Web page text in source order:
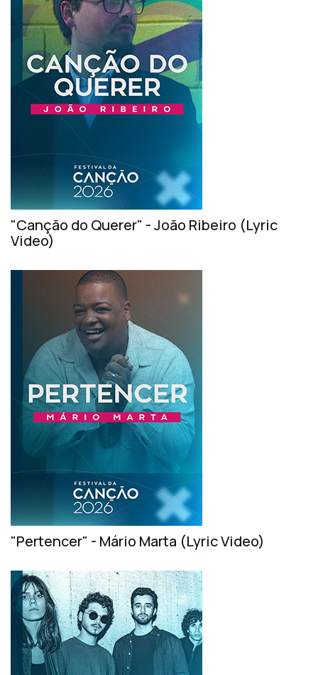
"Canção do Querer" - João Ribeiro (Lyric
Video)
"Pertencer" - Mário Marta (Lyric Video)